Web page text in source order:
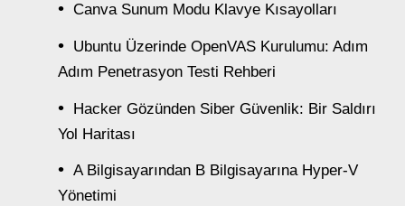
Canva Sunum Modu Klavye Kısayolları
Ubuntu Üzerinde OpenVAS Kurulumu: Adım
Adım Penetrasyon Testi Rehberi
Hacker Gözünden Siber Güvenlik: Bir Saldırı
Yol Haritası
A Bilgisayarından B Bilgisayarına Hyper-V
Yönetimi